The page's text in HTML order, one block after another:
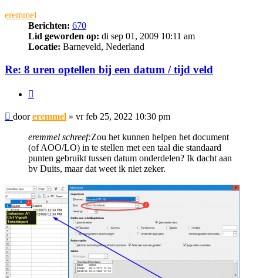
eremmel
Berichten: 670
Lid geworden op: di sep 01, 2009 10:11 am
Locatie: Barneveld, Nederland
Re: 8 uren optellen bij een datum / tijd veld
Bericht
dooreremmel » vr feb 25, 2022 10:30 pm
eremmel schreef:Zou het kunnen helpen het document
(of AOO/LO) in te stellen met een taal die standaard
punten gebruikt tussen datum onderdelen? Ik dacht aan
bv Duits, maar dat weet ik niet zeker.